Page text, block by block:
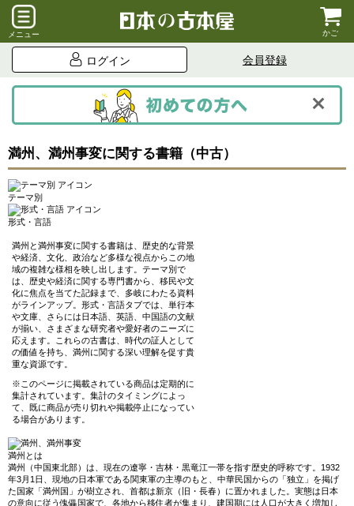
メニュー かご
ログイン 会員登録
満州、満州事変に関する書籍（中古）
テーマ別
形式・言語
満州と満州事変に関する書籍は、歴史的な背景
や経済、文化、政治など多様な視点からこの地
域の複雑な様相を映し出します。テーマ別で
は、歴史や経済に関する専門書から、移民や文
化に焦点を当てた記録まで、多岐にわたる資料
がラインアップ。形式・言語タブでは、単行本
や文庫、さらには日本語、英語、中国語の文献
が揃い、さまざまな研究者や愛好者のニーズに
応えます。これらの古書は、時代の証人として
の価値を持ち、満州に関する深い理解を促す貴
重な資源です。
※このページに掲載されている商品は定期的に
集計されています。集計のタイミングによっ
て、既に商品が売り切れや掲載停止になってい
る場合があります。
満州とは
満州（中国東北部）は、現在の遼寧・吉林・黒竜江一帯を指す歴史的呼称です。1932
年3月1日、現地の日本軍である関東軍の主導のもと、中華民国からの「独立」を掲げ
た国家「満州国」が樹立され、首都は新京（旧・長春）に置かれました。実態は日本
の意向に従う傀儡国家で、各地から移住者が集まり、建国期には人口が大きく増加し